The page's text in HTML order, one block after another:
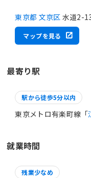
東京都 文京区 水道2-
マップを見る
最寄り駅
駅から徒歩5分以内
東京メトロ有楽町線「
就業時間
残業少なめ